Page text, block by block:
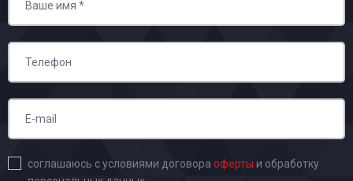
соглашаюсь с условиями договора оферты и обработку